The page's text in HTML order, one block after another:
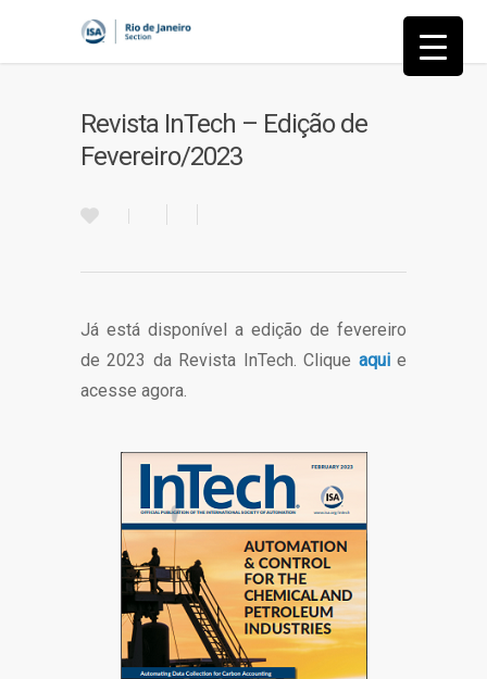
Revista InTech – Edição de
Fevereiro/2023
Já está disponível a edição de fevereiro
de 2023 da Revista InTech. Clique aquie
acesse agora.